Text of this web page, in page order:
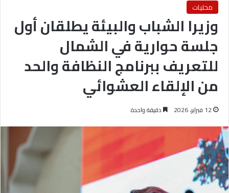
محليات
وزيرا الشباب والبيئة يطلقان أول
جلسة حوارية في الشمال
للتعريف ببرنامج النظافة والحد
من الإلقاء العشوائي
12 فبراير، 2026 دقيقة واحدة